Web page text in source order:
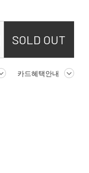
SOLD OUT
카드혜택안내